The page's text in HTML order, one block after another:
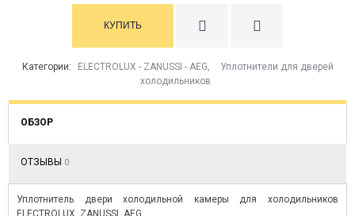
Категории: ELECTROLUX - ZANUSSI - AEG,
Уплотнители для дверей
холодильников
ОБЗОР
ОТЗЫВЫ 0
Уплотнитель двери холодильной камеры для холодильников
ELECTROLUX, ZANUSSI, AEG